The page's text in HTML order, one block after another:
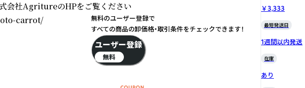
会社AgritureのHPをご覧ください
carrot/
￥3,333
最短発送日
1週間以内発送
在庫
あり
無料のユーザー登録で
すべての商品の卸価格・取引条件をチェックできます！
ユーザー登録
無料